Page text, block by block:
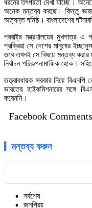
ধরনের তৎপরতা দেখা যাচ্ছে।
অনেক মন্তব্য করছে। কিন্তু ভারত
অত্যন্ত ঘনিষ্ঠ। বাংলাদেশের
পররাষ্ট্র মন্ত্রণালয়ের মুখপাত্র এ
প্রক্রিয়া সে দেশের মানুষের
তবে এখনই সে বিষয়ে মন্তব্য
নির্বাচন পরিকল্পনামাফিক হোক।
তত্ত্বাবধায়ক সরকার নিয়ে
ভারতের হাইকমিশনারের সঙ্গে
করেননি।
Facebook
মন্তব্য করুন
সর্বশেষ
জনপ্রিয়